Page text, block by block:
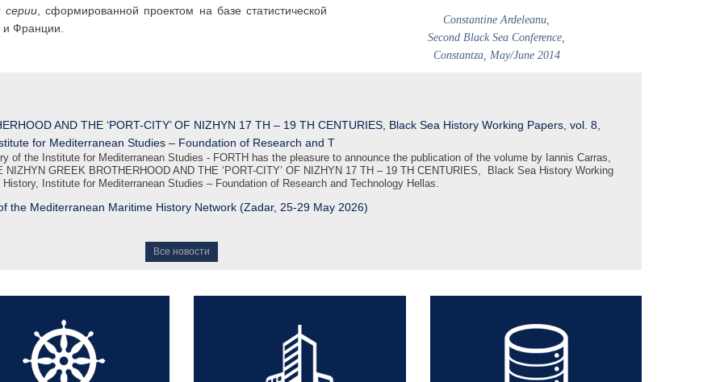
серии, сформированной проектом на базе статистической
Франции.
Constantine Ardeleanu,
Second Black Sea Conference,
Constantza, May/June 2014
AND THE ‘PORT-CITY’ OF NIZHYN 17 TH – 19 TH CENTURIES, Black Sea History Working Papers, vol. 8,
for Mediterranean Studies – Foundation of Research and T
of the Institute for Mediterranean Studies - FORTH has the pleasure to announce the publication of the volume by Iannis Carras,
GREEK BROTHERHOOD AND THE ‘PORT-CITY’ OF NIZHYN 17 TH – 19 TH CENTURIES, Black Sea History Working
Institute for Mediterranean Studies – Foundation of Research and Technology Hellas.
the Mediterranean Maritime History Network (Zadar, 25-29 May 2026)
Все новости